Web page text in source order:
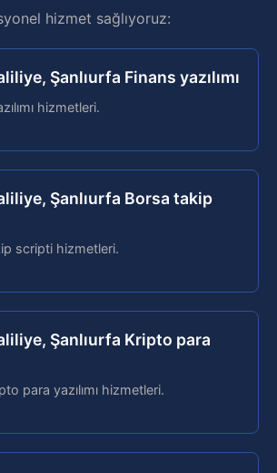
hizmet sağlıyoruz:
Şanlıurfa Finans yazılımı
hizmetleri.
Şanlıurfa Borsa takip
scripti hizmetleri.
Şanlıurfa Kripto para
para yazılımı hizmetleri.